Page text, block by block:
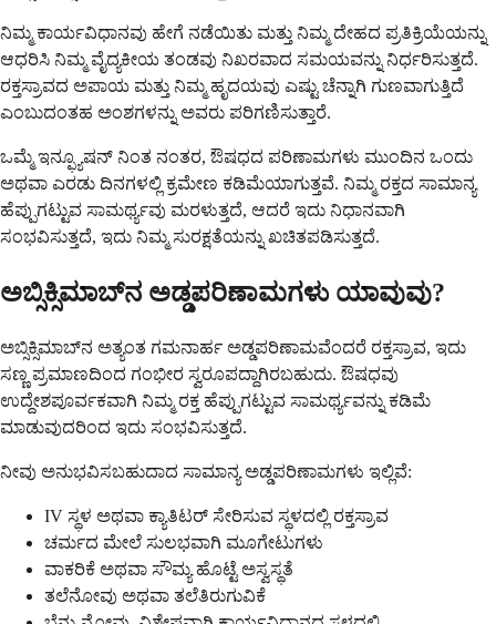
ನಿಮ್ಮ ಕಾರ್ಯವಿಧಾನವು ಹೇಗೆ ನಡೆಯಿತು ಮತ್ತು ನಿಮ್ಮ ದೇಹದ ಪ್ರತಿಕ್ರಿಯೆಯನ್ನು
ಆಧರಿಸಿ ನಿಮ್ಮ ವೈದ್ಯಕೀಯ ತಂಡವು ನಿಖರವಾದ ಸಮಯವನ್ನು ನಿರ್ಧರಿಸುತ್ತದೆ.
ರಕ್ತಸ್ರಾವದ ಅಪಾಯ ಮತ್ತು ನಿಮ್ಮ ಹೃದಯವು ಎಷ್ಟು ಚೆನ್ನಾಗಿ ಗುಣವಾಗುತ್ತಿದೆ
ಎಂಬುದಂತಹ ಅಂಶಗಳನ್ನು ಅವರು ಪರಿಗಣಿಸುತ್ತಾರೆ.
ಒಮ್ಮೆ ಇನ್ಫ್ಯೂಷನ್ ನಿಂತ ನಂತರ, ಔಷಧದ ಪರಿಣಾಮಗಳು ಮುಂದಿನ ಒಂದು
ಅಥವಾ ಎರಡು ದಿನಗಳಲ್ಲಿ ಕ್ರಮೇಣ ಕಡಿಮೆಯಾಗುತ್ತವೆ. ನಿಮ್ಮ ರಕ್ತದ ಸಾಮಾನ್ಯ
ಹೆಪ್ಪುಗಟ್ಟುವ ಸಾಮರ್ಥ್ಯವು ಮರಳುತ್ತದೆ, ಆದರೆ ಇದು ನಿಧಾನವಾಗಿ
ಸಂಭವಿಸುತ್ತದೆ, ಇದು ನಿಮ್ಮ ಸುರಕ್ಷತೆಯನ್ನು ಖಚಿತಪಡಿಸುತ್ತದೆ.
ಅಬ್ಸಿಕ್ಸಿಮಾಬ್‌ನ ಅಡ್ಡಪರಿಣಾಮಗಳು ಯಾವುವು?
ಅಬ್ಸಿಕ್ಸಿಮಾಬ್‌ನ ಅತ್ಯಂತ ಗಮನಾರ್ಹ ಅಡ್ಡಪರಿಣಾಮವೆಂದರೆ ರಕ್ತಸ್ರಾವ, ಇದು
ಸಣ್ಣ ಪ್ರಮಾಣದಿಂದ ಗಂಭೀರ ಸ್ವರೂಪದ್ದಾಗಿರಬಹುದು. ಔಷಧವು
ಉದ್ದೇಶಪೂರ್ವಕವಾಗಿ ನಿಮ್ಮ ರಕ್ತ ಹೆಪ್ಪುಗಟ್ಟುವ ಸಾಮರ್ಥ್ಯವನ್ನು ಕಡಿಮೆ
ಮಾಡುವುದರಿಂದ ಇದು ಸಂಭವಿಸುತ್ತದೆ.
ನೀವು ಅನುಭವಿಸಬಹುದಾದ ಸಾಮಾನ್ಯ ಅಡ್ಡಪರಿಣಾಮಗಳು ಇಲ್ಲಿವೆ:
IV ಸ್ಥಳ ಅಥವಾ ಕ್ಯಾತಿಟರ್ ಸೇರಿಸುವ ಸ್ಥಳದಲ್ಲಿ ರಕ್ತಸ್ರಾವ
ಚರ್ಮದ ಮೇಲೆ ಸುಲಭವಾಗಿ ಮೂಗೇಟುಗಳು
ವಾಕರಿಕೆ ಅಥವಾ ಸೌಮ್ಯ ಹೊಟ್ಟೆ ಅಸ್ವಸ್ಥತೆ
ತಲೆನೋವು ಅಥವಾ ತಲೆತಿರುಗುವಿಕೆ